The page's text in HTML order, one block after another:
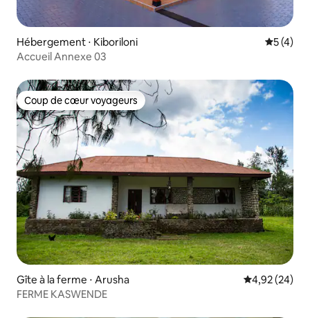
Hébergement ⋅ Kiboriloni
5 (4)
Accueil Annexe 03
Coup de cœur voyageurs
Coup de cœur voyageurs
Gîte à la ferme ⋅ Arusha Évaluation
4,92 (24)
FERME KASWENDE